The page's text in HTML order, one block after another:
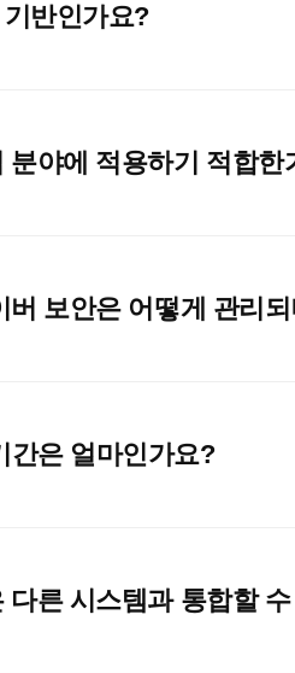
반인가요?
야에 적용하기 적합한
보안은 어떻게 관리
간은 얼마인가요?
른 시스템과 통합할